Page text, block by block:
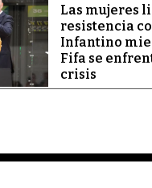
Las mujeres
resistencia
Infantino
Fifa se
crisis